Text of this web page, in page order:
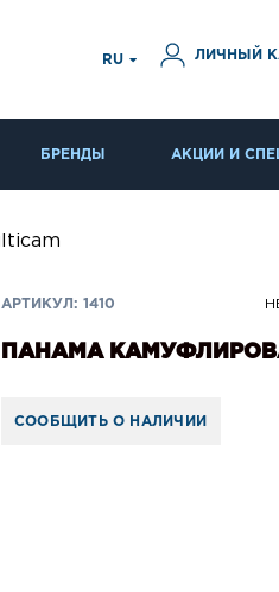
RU ЛИЧНЫЙ
БРЕНДЫ АКЦИИ И
АРТИКУЛ: 1410
ПАНАМА
СООБЩИТЬ О НАЛИЧИИ